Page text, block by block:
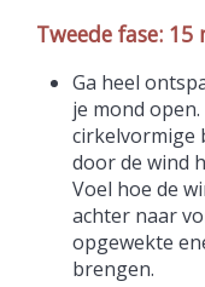
Tweede fase:
Ga heel
je mond
cirkelvormige
door de wind
Voel hoe de
achter naar
opgewekte
brengen.